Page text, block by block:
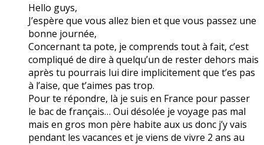
Hello guys,
J’espère que vous allez bien et que vous passez une
bonne journée,
Concernant ta pote, je comprends tout à fait, c’est
compliqué de dire à quelqu’un de rester dehors mais
après tu pourrais lui dire implicitement que t’es pas
à l’aise, que t’aimes pas trop.
Pour te répondre, là je suis en France pour passer
le bac de français… Oui désolée je voyage pas mal
mais en gros mon père habite aux us donc j’y vais
pendant les vacances et je viens de vivre 2 ans au